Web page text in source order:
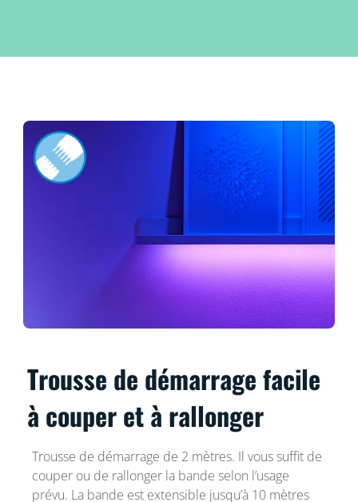
Trousse de démarrage facile
à couper et à rallonger
Trousse de démarrage de 2 mètres. Il vous suffit de
couper ou de rallonger la bande selon l’usage
prévu. La bande est extensible jusqu’à 10 mètres